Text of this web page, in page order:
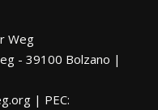
Weg
- 39100 Bolzano |
| PEC: